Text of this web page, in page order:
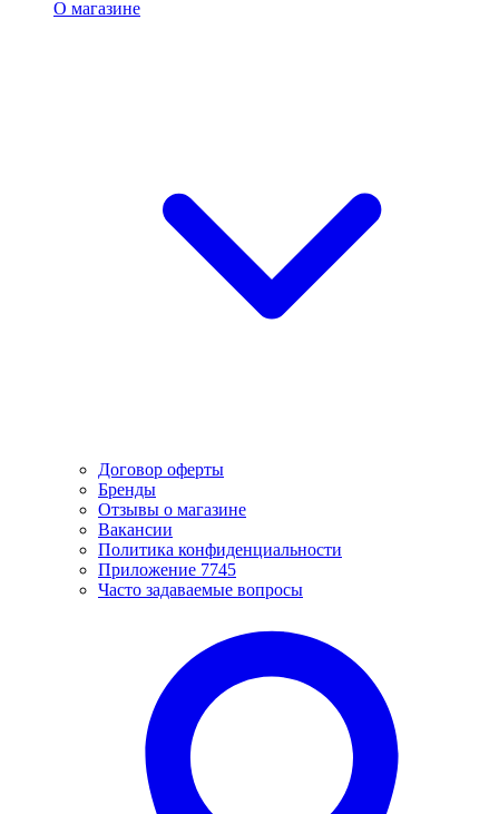
О магазине
Договор оферты
Бренды
Отзывы о магазине
Вакансии
Политика конфиденциальности
Приложение 7745
Часто задаваемые вопросы